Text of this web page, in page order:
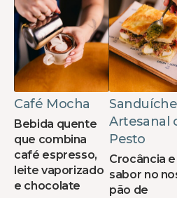
Café Mocha
Bebida quente
que combina
café espresso,
leite vaporizado
e chocolate
Sanduíche
Artesanal
Pesto
Crocância e
sabor no
pão de